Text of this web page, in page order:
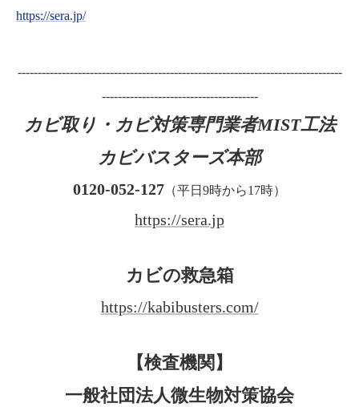
https://sera.jp/
---------------------------------------------------------------------------------
---------------------------------------
カビ取り・カビ対策専門業者MIST工法
カビバスターズ本部
0120-052-127 （平日9時から17時）
https://sera.jp
カビの救急箱
https://kabibusters.com/
【検査機関】
一般社団法人微生物対策協会